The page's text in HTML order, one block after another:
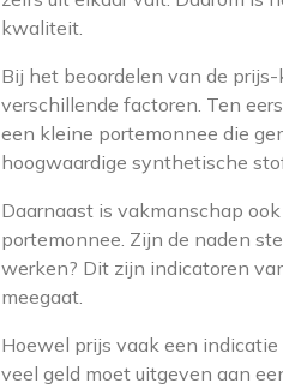
kwaliteit.
Bij het beoordelen van de
verschillende factoren. Ten
een kleine portemonnee die
hoogwaardige synthetische
Daarnaast is vakmanschap
portemonnee. Zijn de naden
werken? Dit zijn indicatoren
meegaat.
Hoewel prijs vaak een
veel geld moet uitgeven aan